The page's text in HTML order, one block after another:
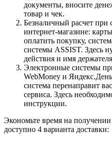
документы, вносите
товар и чек.
Безналичный расчет
интернет-магазине:
оплатить покупку,
системы ASSIST. Здесь
действия и имя
Электронные системы
WebMoney и
система перенаправит
сервиса. Здесь
инструкции.
Экономьте время на
доступно 4 варианта доставки: